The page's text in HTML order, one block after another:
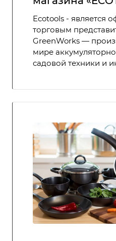
Ecotools - является
торговым
GreenWorks —
мире
садовой техники и